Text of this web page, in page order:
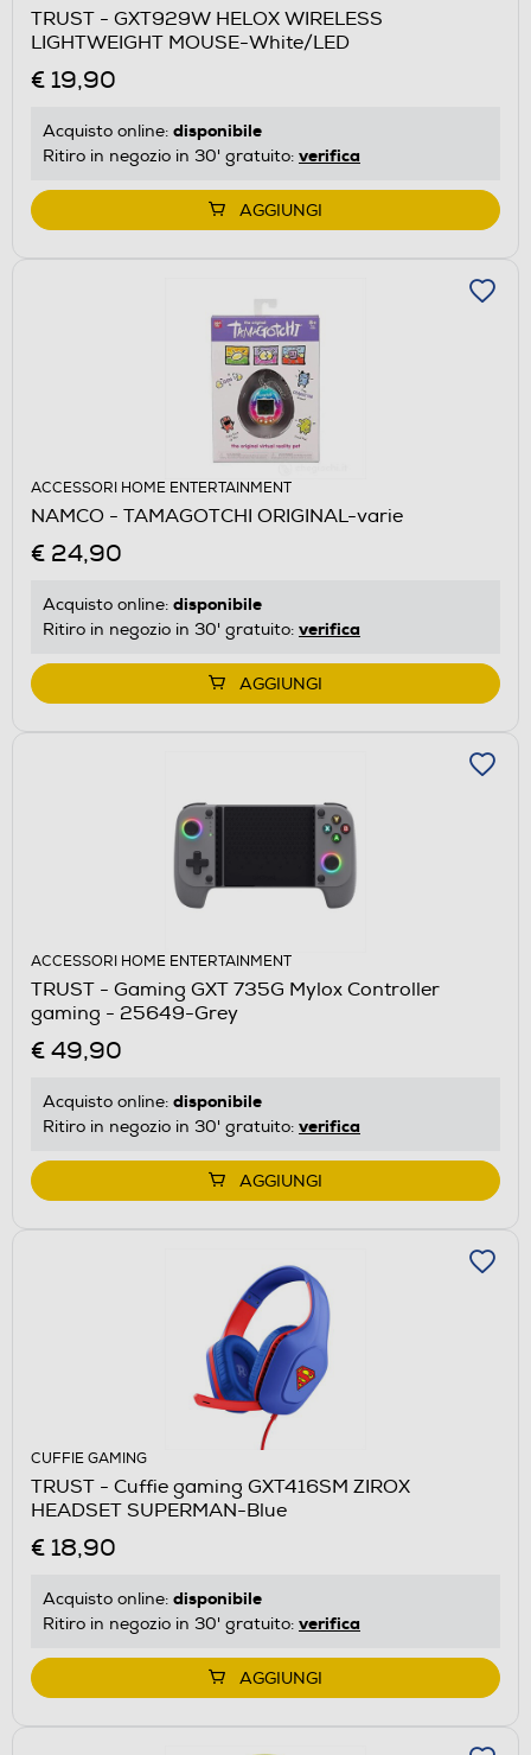
TRUST - GXT929W HELOX WIRELESS
LIGHTWEIGHT MOUSE-White/LED
€ 19,90
Acquisto online: disponibile
Ritiro in negozio in 30' gratuito: verifica
AGGIUNGI
ACCESSORI HOME ENTERTAINMENT
NAMCO - TAMAGOTCHI ORIGINAL-varie
€ 24,90
Acquisto online: disponibile
Ritiro in negozio in 30' gratuito: verifica
AGGIUNGI
ACCESSORI HOME ENTERTAINMENT
TRUST - Gaming GXT 735G Mylox Controller
gaming - 25649-Grey
€ 49,90
Acquisto online: disponibile
Ritiro in negozio in 30' gratuito: verifica
AGGIUNGI
CUFFIE GAMING
TRUST - Cuffie gaming GXT416SM ZIROX
HEADSET SUPERMAN-Blue
€ 18,90
Acquisto online: disponibile
Ritiro in negozio in 30' gratuito: verifica
AGGIUNGI